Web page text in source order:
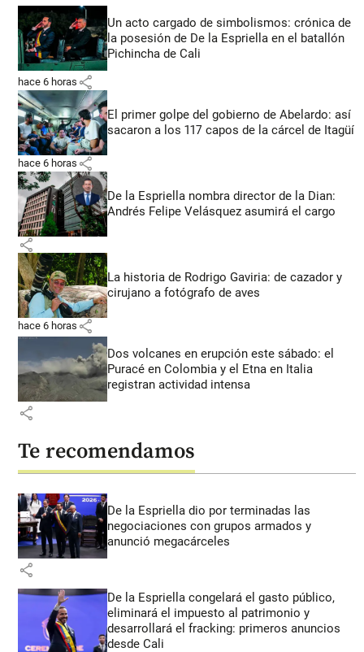
Un acto cargado de simbolismos: crónica de
la posesión de De la Espriella en el batallón
Pichincha de Cali
hace 6 horas share
El primer golpe del gobierno de Abelardo: así
sacaron a los 117 capos de la cárcel de Itagüí
hace 6 horas share
De la Espriella nombra director de la Dian:
Andrés Felipe Velásquez asumirá el cargo
share
La historia de Rodrigo Gaviria: de cazador y
cirujano a fotógrafo de aves
hace 6 horas share
Dos volcanes en erupción este sábado: el
Puracé en Colombia y el Etna en Italia
registran actividad intensa
share
Te recomendamos
De la Espriella dio por terminadas las
negociaciones con grupos armados y
anunció megacárceles
share
De la Espriella congelará el gasto público,
eliminará el impuesto al patrimonio y
desarrollará el fracking: primeros anuncios
desde Cali